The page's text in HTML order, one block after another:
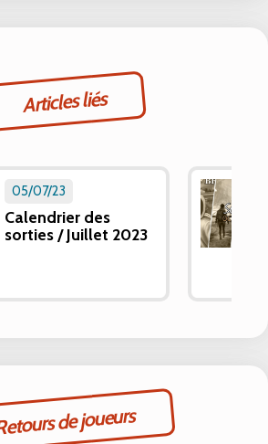
Articles liés
05/07/23
Calendrier des
sorties / Juillet 2023
de joueurs